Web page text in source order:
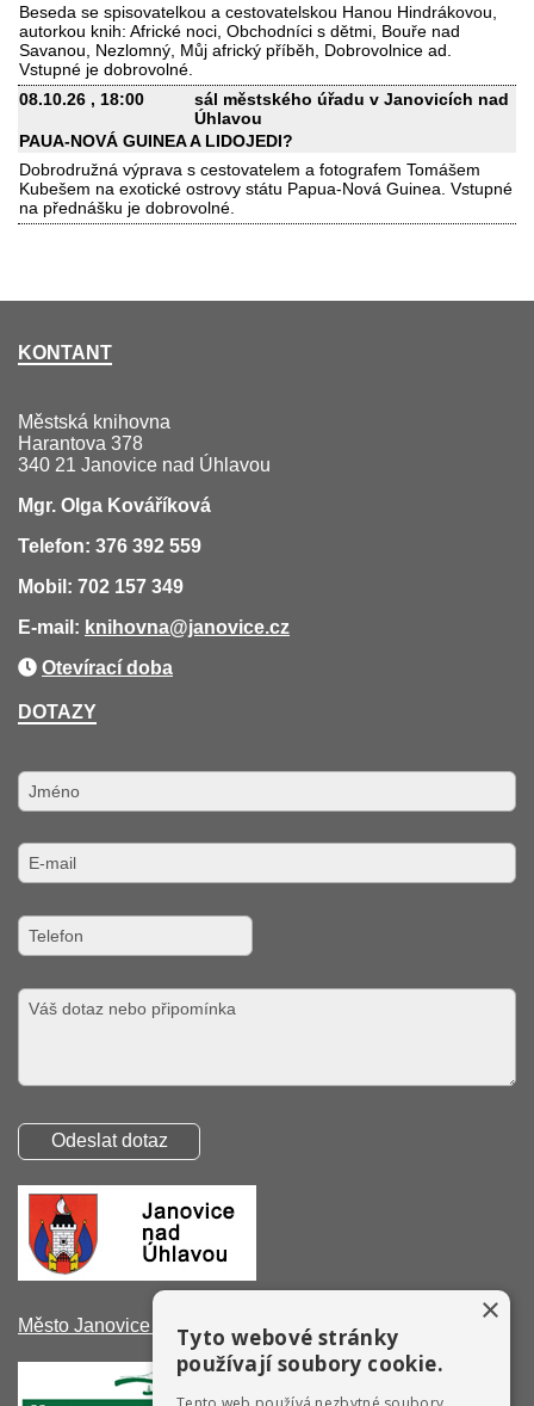
Beseda se spisovatelkou a cestovatelskou Hanou Hindrákovou,
autorkou knih: Africké noci, Obchodníci s dětmi, Bouře nad
Savanou, Nezlomný, Můj africký příběh, Dobrovolnice ad.
Vstupné je dobrovolné.
08.10.26 , 18:00
sál městského úřadu v Janovicích nad
Úhlavou
PAUA-NOVÁ GUINEA A LIDOJEDI?
Dobrodružná výprava s cestovatelem a fotografem Tomášem
Kubešem na exotické ostrovy státu Papua-Nová Guinea. Vstupné
na přednášku je dobrovolné.
KONTANT
Městská knihovna
Harantova 378
340 21 Janovice nad Úhlavou
Mgr. Olga Kováříková
Telefon: 376 392 559
Mobil: 702 157 349
E-mail: knihovna@janovice.cz
Otevírací doba
DOTAZY
Město Janovice nad Úhlavou ×
Tyto webové stránky
používají soubory cookie.